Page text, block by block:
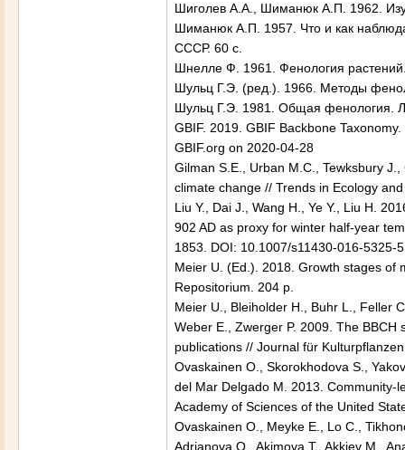
Шиголев А.А., Шиманюк А.П. 1962.
Шиманюк А.П. 1957. Что и как
СССР. 60 с.
Шнелле Ф. 1961. Фенология
Шульц Г.Э. (ред.). 1966. Методы
Шульц Г.Э. 1981. Общая фенология.
GBIF. 2019. GBIF Backbone
GBIF.org on 2020-04-28
Gilman S.E., Urban M.C., Tewksbury
climate change // Trends in Ecology
Liu Y., Dai J., Wang H., Ye Y., Liu H.
902 AD as proxy for winter half-year
1853. DOI: 10.1007/s11430-016-5325-5
Meier U. (Ed.). 2018. Growth stages of
Repositorium. 204 p.
Meier U., Bleiholder H., Buhr L., Feller
Weber E., Zwerger P. 2009. The
publications // Journal für
Ovaskainen O., Skorokhodova S.,
del Mar Delgado M. 2013. Community-
Academy of Sciences of the United
Ovaskainen O., Meyke E., Lo C.,
Adrianova O., Akimova T., Akkiev M.,